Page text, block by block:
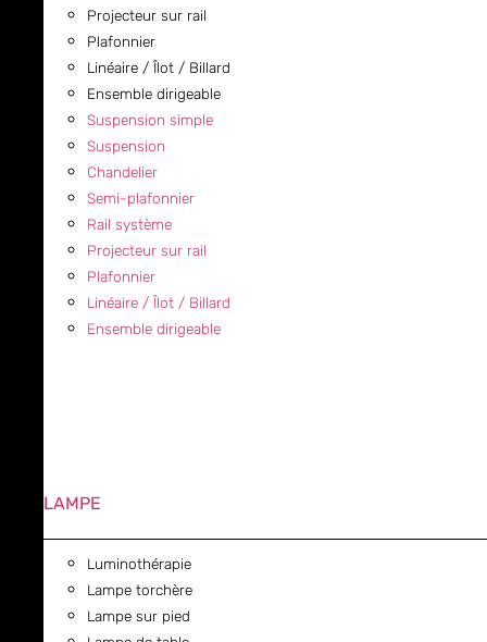
Projecteur sur rail
Plafonnier
Linéaire / Îlot / Billard
Ensemble dirigeable
Suspension simple
Suspension
Chandelier
Semi-plafonnier
Rail système
Projecteur sur rail
Plafonnier
Linéaire / Îlot / Billard
Ensemble dirigeable
LAMPE
Luminothérapie
Lampe torchère
Lampe sur pied